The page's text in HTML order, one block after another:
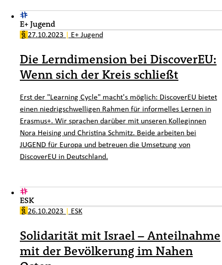
E+ Jugend
27.10.2023 | E+ Jugend
Die Lerndimension bei DiscoverEU:
Wenn sich der Kreis schließt
Erst der "Learning Cycle" macht's möglich: DiscoverEU bietet
einen niedrigschwelligen Rahmen für informelles Lernen in
Erasmus+. Wir sprachen darüber mit unseren Kolleginnen
Nora Heising und Christina Schmitz. Beide arbeiten bei
JUGEND für Europa und betreuen die Umsetzung von
DiscoverEU in Deutschland.
ESK
26.10.2023 | ESK
Solidarität mit Israel – Anteilnahme
mit der Bevölkerung im Nahen